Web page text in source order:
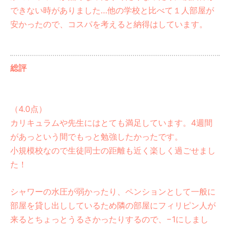
できない時がありました…他の学校と比べて１人部屋が
安かったので、コスパを考えると納得はしています。
総評
（4.0点）
カリキュラムや先生にはとても満足しています。4週間
があっという間でもっと勉強したかったです。
小規模校なので生徒同士の距離も近く楽しく過ごせまし
た！
シャワーの水圧が弱かったり、ペンションとして一般に
部屋を貸し出ししているため隣の部屋にフィリピン人が
来るとちょっとうるさかったりするので、−1にしまし